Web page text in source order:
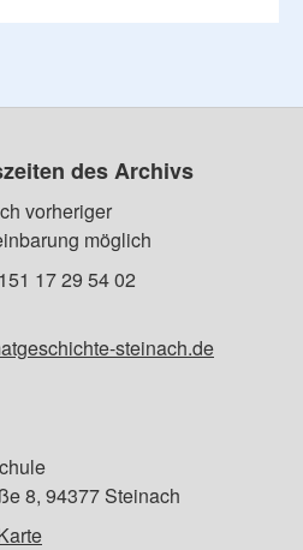
des Archivs
vorheriger
möglich
17 29 54 02
steinach.de
8, 94377 Steinach